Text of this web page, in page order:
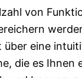
von
eine
die es Ihnen